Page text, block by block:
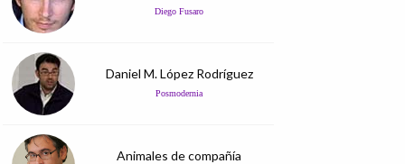
Diego Fusaro
Daniel M. López Rodríguez
Posmodernia
Animales de compañía